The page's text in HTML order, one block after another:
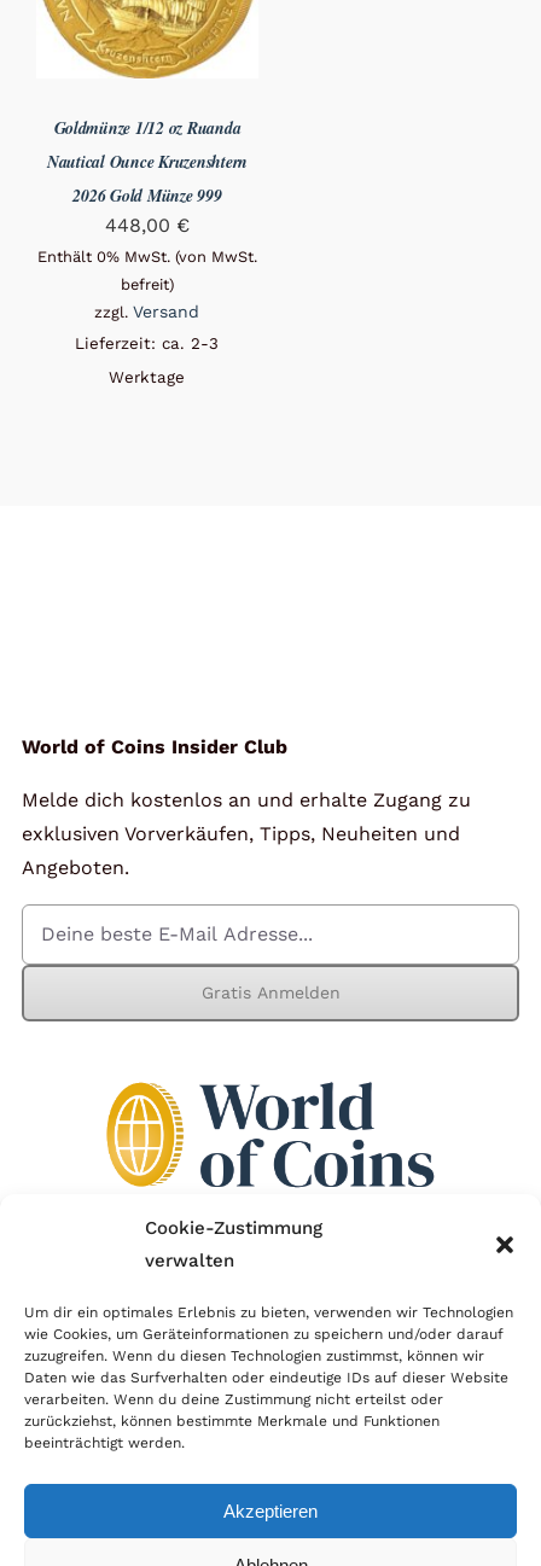
Cookie-Zustimmung
verwalten
Um dir ein optimales Erlebnis zu bieten, verwenden wir Technologien
wie Cookies, um Geräteinformationen zu speichern und/oder darauf
zuzugreifen. Wenn du diesen Technologien zustimmst, können wir
Daten wie das Surfverhalten oder eindeutige IDs auf dieser Website
verarbeiten. Wenn du deine Zustimmung nicht erteilst oder
zurückziehst, können bestimmte Merkmale und Funktionen
beeinträchtigt werden.
Akzeptieren
Goldmünze 1/12 oz Ruanda
Nautical Ounce Kruzenshtern
2026 Gold Münze 999
448,00 €
Enthält 0% MwSt. (von MwSt.
befreit)
zzgl.Versand
Lieferzeit: ca. 2-3
Werktage
World of Coins Insider Club
Melde dich kostenlos an und erhalte Zugang zu
exklusiven Vorverkäufen, Tipps, Neuheiten und
Angeboten.
Gratis Anmelden
Der Händlerbund setzt sich für sicheren und
erfolgreichen E-Commerce ein. Auch wir sind wie
viele Onlineshops im Netz Mitglied im Händlerbund
und unterstützen fairen Onlinehandel.